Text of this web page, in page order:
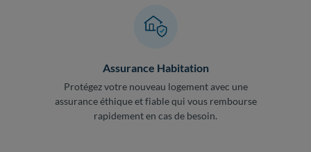
Assurance Habitation
Protégez votre nouveau logement avec une
assurance éthique et fiable qui vous rembourse
rapidement en cas de besoin.